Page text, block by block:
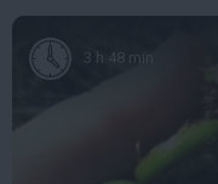
3 h 48 min